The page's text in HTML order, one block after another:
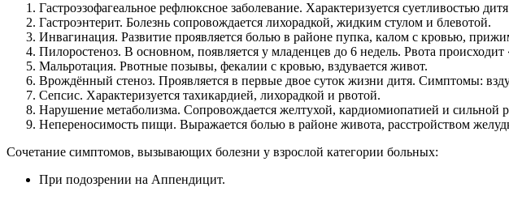
Гастроэзофагеальное рефлюксное заболевание. Характеризуется суетливостью
Гастроэнтерит. Болезнь сопровождается лихорадкой, жидким стулом и блевотой.
Инвагинация. Развитие проявляется болью в районе пупка, калом с кровью,
Пилоростеноз. В основном, появляется у младенцев до 6 недель. Рвота
Мальротация. Рвотные позывы, фекалии с кровью, вздувается живот.
Врождённый стеноз. Проявляется в первые двое суток жизни дитя. Симптомы:
Сепсис. Характеризуется тахикардией, лихорадкой и рвотой.
Нарушение метаболизма. Сопровождается желтухой, кардиомиопатией и сильной
Непереносимость пищи. Выражается болью в районе живота, расстройством
Сочетание симптомов, вызывающих болезни у взрослой категории больных:
При подозрении на Аппендицит.